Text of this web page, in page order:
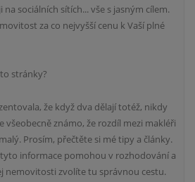
na sociálních sítích... vše s jasným cílem.
za co nejvyšší cenu k Vaší plné
stránky?
že když dva dělají totéž, nikdy
všeobecně známo, že rozdíl mezi makléři
Prosím, přečtěte si mé tipy a články.
informace pomohou v rozhodování a
nemovitosti zvolíte tu správnou cestu.